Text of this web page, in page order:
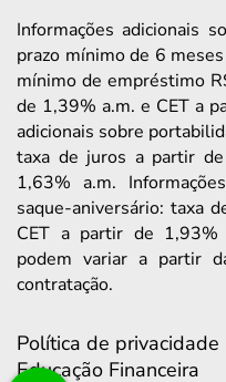
Informações adicionais
prazo mínimo de 6
mínimo de empréstimo
de 1,39% a.m. e CET a
adicionais sobre
taxa de juros a partir
1,63% a.m.
saque-aniversário: taxa
CET a partir de 1,93%
podem variar a partir
contratação.
Política de privacidade
Educação Financeira